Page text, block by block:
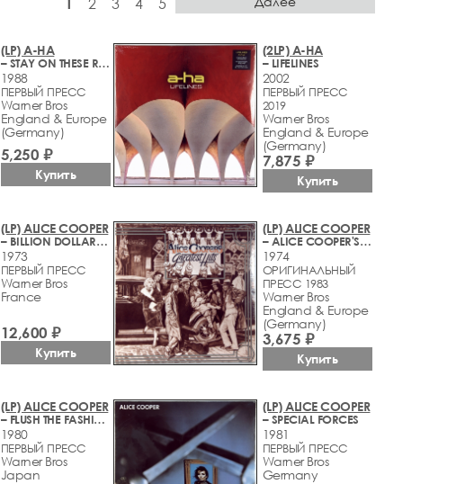
1 2 3 4 5
(LP) A-HA
– STAY ON THESE ROADS
1988
ПЕРВЫЙ ПРЕСС
Warner Bros
England & Europe
(Germany)
5,250 ₽
Купить
(2LP) A-HA
– LIFELINES
2002
ПЕРВЫЙ ПРЕСС
2019
Warner Bros
England & Europe
(Germany)
7,875 ₽
Купить
(LP) ALICE COOPER
– BILLION DOLLAR BABIES
1973
ПЕРВЫЙ ПРЕСС
Warner Bros
France
12,600 ₽
Купить
(LP) ALICE COOPER
– ALICE COOPER'S GREATEST HITS
1974
ОРИГИНАЛЬНЫЙ
ПРЕСС 1983
Warner Bros
England & Europe
(Germany)
3,675 ₽
Купить
(LP) ALICE COOPER
– FLUSH THE FASHION
1980
ПЕРВЫЙ ПРЕСС
Warner Bros
Japan
(LP) ALICE COOPER
– SPECIAL FORCES
1981
ПЕРВЫЙ ПРЕСС
Warner Bros
Germany